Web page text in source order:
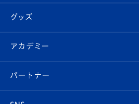
チケット
イベント
メディア
スタッフプロフィール
マスコット紹介
はじめての観戦ガイド
Revive Team
ヴィヴィくんの長崎おもてなしガイド
フォトギャラリー
スタジアムグルメ
チケット
V-LOVERS（ファンクラブ）
プレイヤーズスイート
グッズ
オンラインショップ
店舗情報
アカデミー
育成からのお知らせ
パートナー